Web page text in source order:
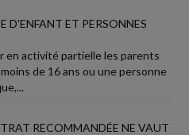
D'ENFANT ET PERSONNES
en activité partielle les parents
de 16 ans ou une personne
RECOMMANDÉE NE VAUT